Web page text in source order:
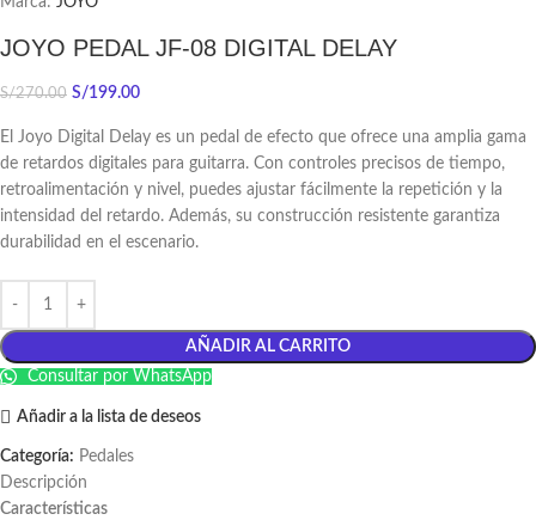
JOYO PEDAL JF-08 DIGITAL DELAY
S/270.00 S/199.00
El Joyo Digital Delay es un pedal de efecto que ofrece una amplia gama
de retardos digitales para guitarra. Con controles precisos de tiempo,
retroalimentación y nivel, puedes ajustar fácilmente la repetición y la
intensidad del retardo. Además, su construcción resistente garantiza
durabilidad en el escenario.
AÑADIR AL CARRITO
Consultar por WhatsApp
Añadir a la lista de deseos
Categoría: Pedales
Descripción
Características